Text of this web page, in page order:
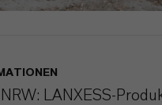
LANXESS-